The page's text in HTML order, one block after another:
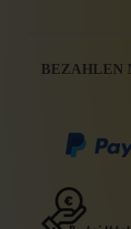
BEZAHLEN